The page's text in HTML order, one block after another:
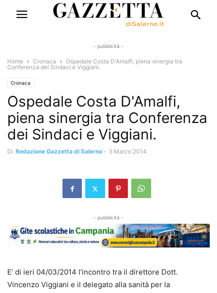
- pubblicità -
Home Cronaca
Ospedale Costa D'Amalfi, piena sinergia tra
Conferenza dei Sindaci e Viggiani.
Cronaca
Ospedale Costa D'Amalfi,
piena sinergia tra Conferenza
dei Sindaci e Viggiani.
Di Redazione Gazzetta di Salerno - 5 Marzo 2014
- pubblicità -
E’ di ieri 04/03/2014 l’incontro tra il direttore Dott.
Vincenzo Viggiani e il delegato alla sanità per la